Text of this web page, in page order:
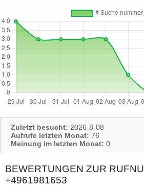
Zuletzt besucht: 2026-8-08
Aufrufe letzten Monat: 76
Meinung im letzten Monat: 0
BEWERTUNGEN ZUR
+4961981653